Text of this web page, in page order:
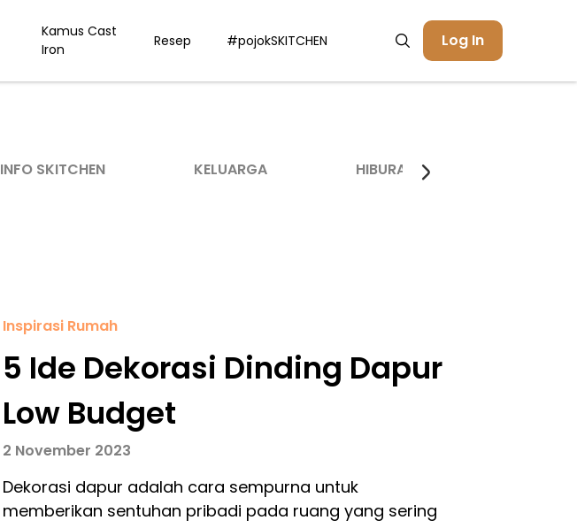
Kamus Cast
Iron
Resep #pojokSKITCHEN Log In
INFO SKITCHEN KELUARGA HIBURAN
Inspirasi Rumah
5 Ide Dekorasi Dinding Dapur
Low Budget
2 November 2023
Dekorasi dapur adalah cara sempurna untuk
memberikan sentuhan pribadi pada ruang yang sering